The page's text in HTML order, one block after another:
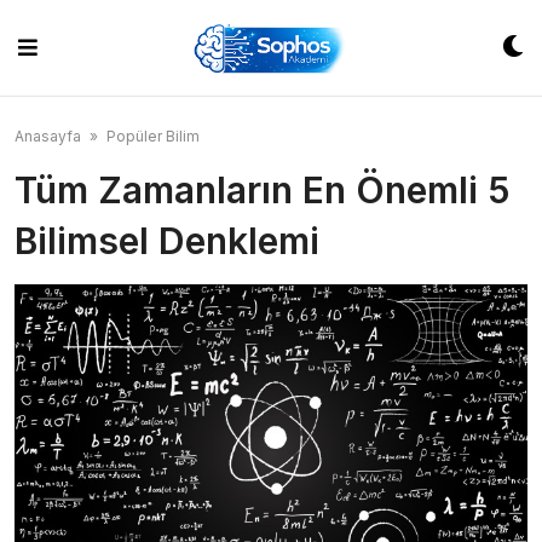
content
Anasayfa » Popüler Bilim
Tüm Zamanların En Önemli 5
Bilimsel Denklemi